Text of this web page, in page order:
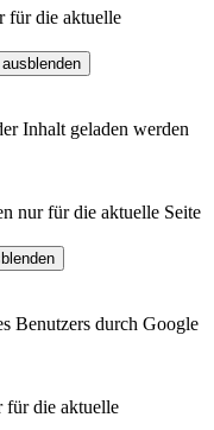
für die aktuelle
Inhalt geladen werden
nur für die aktuelle Seite
Benutzers durch Google
für die aktuelle